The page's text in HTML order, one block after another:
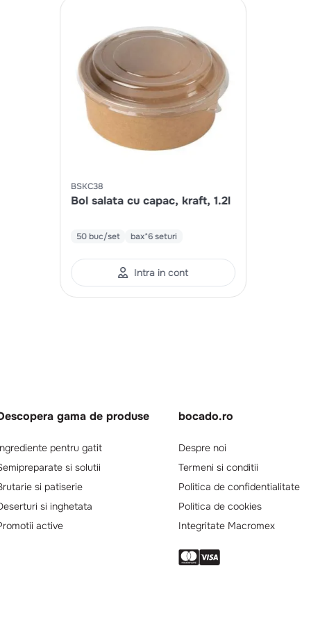
BSKC38
Bol salata cu capac, kraft, 1.2l
50 buc/set bax*6 seturi
Intra in cont
gama de produse
pentru gatit
si solutii
si patiserie
si inghetata
active
bocado.ro
Despre noi
Termeni si conditii
Politica de confidentialitate
Politica de cookies
Integritate Macromex